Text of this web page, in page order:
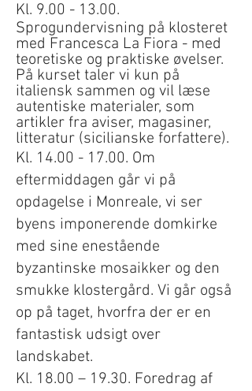
Kl. 9.00 - 13.00.
Sprogundervisning på klosteret
med Francesca La Fiora - med
teoretiske og praktiske øvelser.
På kurset taler vi kun på
italiensk sammen og vil læse
autentiske materialer, som
artikler fra aviser, magasiner,
litteratur (sicilianske forfattere).
Kl. 14.00 - 17.00. Om
eftermiddagen går vi på
opdagelse i Monreale, vi ser
byens imponerende domkirke
med sine enestående
byzantinske mosaikker og den
smukke klostergård. Vi går også
op på taget, hvorfra der er en
fantastisk udsigt over
landskabet.
Kl. 18.00 – 19.30. Foredrag af